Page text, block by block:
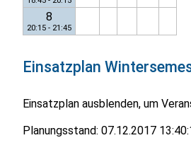
8
20:15 - 21:45
Einsatzplan
Einsatzplan ausblenden, um
Planungsstand: 07.12.2017